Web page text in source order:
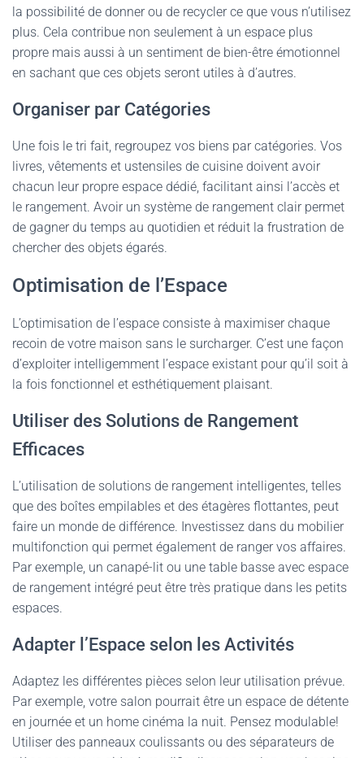
la possibilité de donner ou de recycler ce que vous n’utilisez
plus. Cela contribue non seulement à un espace plus
propre mais aussi à un sentiment de bien-être émotionnel
en sachant que ces objets seront utiles à d’autres.
Organiser par Catégories
Une fois le tri fait, regroupez vos biens par catégories. Vos
livres, vêtements et ustensiles de cuisine doivent avoir
chacun leur propre espace dédié, facilitant ainsi l’accès et
le rangement. Avoir un système de rangement clair permet
de gagner du temps au quotidien et réduit la frustration de
chercher des objets égarés.
Optimisation de l’Espace
L’optimisation de l’espace consiste à maximiser chaque
recoin de votre maison sans le surcharger. C’est une façon
d’exploiter intelligemment l’espace existant pour qu’il soit à
la fois fonctionnel et esthétiquement plaisant.
Utiliser des Solutions de Rangement
Efficaces
L’utilisation de solutions de rangement intelligentes, telles
que des boîtes empilables et des étagères flottantes, peut
faire un monde de différence. Investissez dans du mobilier
multifonction qui permet également de ranger vos affaires.
Par exemple, un canapé-lit ou une table basse avec espace
de rangement intégré peut être très pratique dans les petits
espaces.
Adapter l’Espace selon les Activités
Adaptez les différentes pièces selon leur utilisation prévue.
Par exemple, votre salon pourrait être un espace de détente
en journée et un home cinéma la nuit. Pensez modulable!
Utiliser des panneaux coulissants ou des séparateurs de